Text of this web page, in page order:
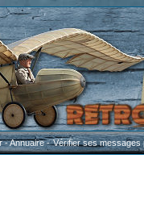
-Annuaire-Vérifier ses messages